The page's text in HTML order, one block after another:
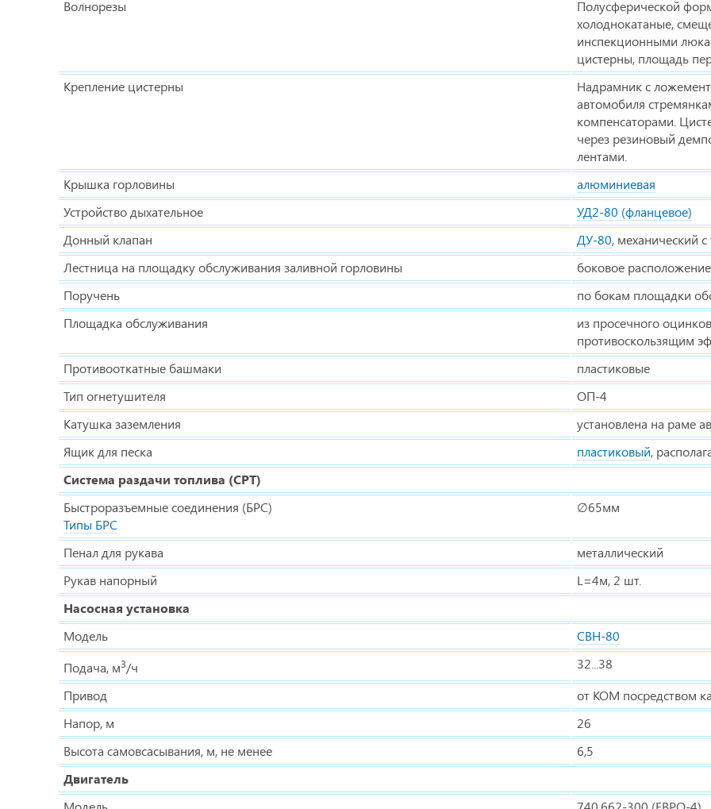
Волнорезы
Полусферической
холоднокатаные,
инспекционными
цистерны, площадь
Крепление цистерны
Надрамник с
автомобиля
компенсаторами.
через резиновый
лентами.
Крышка горловины
алюминиевая
Устройство дыхательное
УД2-80 (фланцевое)
Донный клапан
ДУ-80, механический
Лестница на площадку обслуживания заливной горловины
боковое расположение
Поручень
по бокам площадки
Площадка обслуживания
из просечного
противоскользящим
Противооткатные башмаки
пластиковые
Тип огнетушителя
ОП-4
Катушка заземления
установлена на раме
Ящик для песка
пластиковый,
Система раздачи топлива (СРТ)
Быстроразъемные соединения (БРС)
Типы БРС
∅65мм
Пенал для рукава
металлический
Рукав напорный
L=4м, 2 шт.
Насосная установка
Модель
СВН-80
Подача, м3/ч
32...38
Привод
от КОМ посредством
Напор, м
26
Высота самовсасывания, м, не менее
6,5
Двигатель